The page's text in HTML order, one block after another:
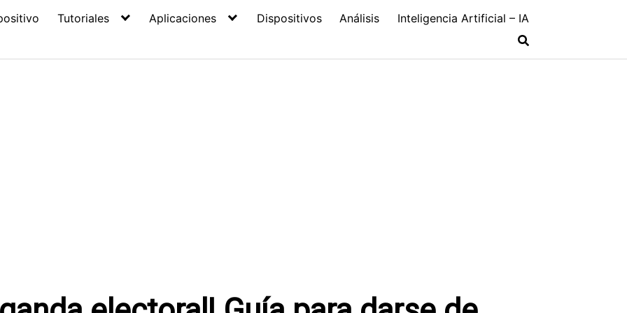
Tutoriales Aplicaciones Dispositivos Análisis Inteligencia Artificial – IA